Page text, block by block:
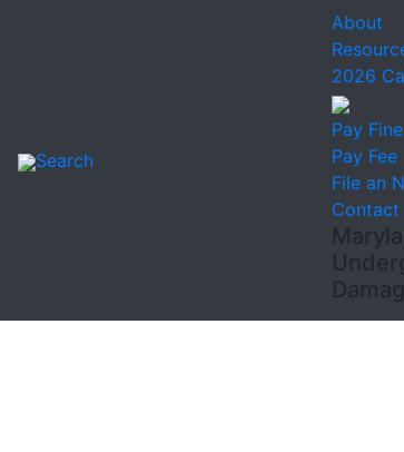
Search
About
2026
Pay Fine
Pay Fee
File an
Contact